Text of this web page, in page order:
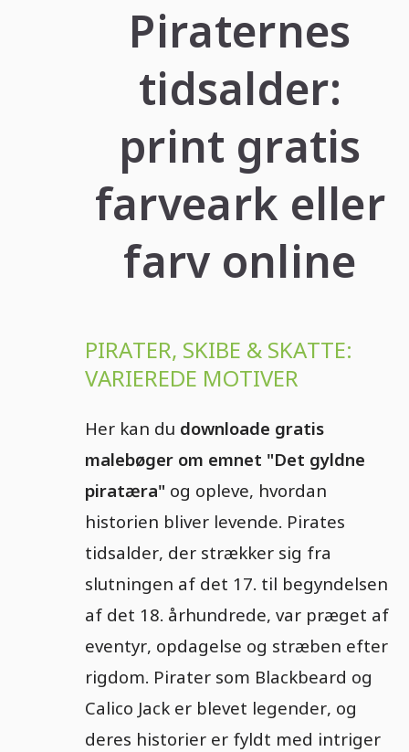
Piraternes
tidsalder:
print gratis
farveark eller
farv online
PIRATER, SKIBE & SKATTE:
VARIEREDE MOTIVER
Her kan du downloade gratis
malebøger om emnet "Det gyldne
piratæra" og opleve, hvordan
historien bliver levende. Pirates
tidsalder, der strækker sig fra
slutningen af det 17. til begyndelsen
af det 18. århundrede, var præget af
eventyr, opdagelse og stræben efter
rigdom. Pirater som Blackbeard og
Calico Jack er blevet legender, og
deres historier er fyldt med intriger